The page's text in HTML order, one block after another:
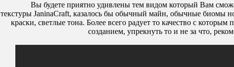
Вы будете приятно удивлены тем видом который Вам
текстуры JaninaCraft, казалось бы обычный майн, обычные биомы
краски, светлые тона. Более всего радует то качество с которым
созданием, упрекнуть то и не за что,